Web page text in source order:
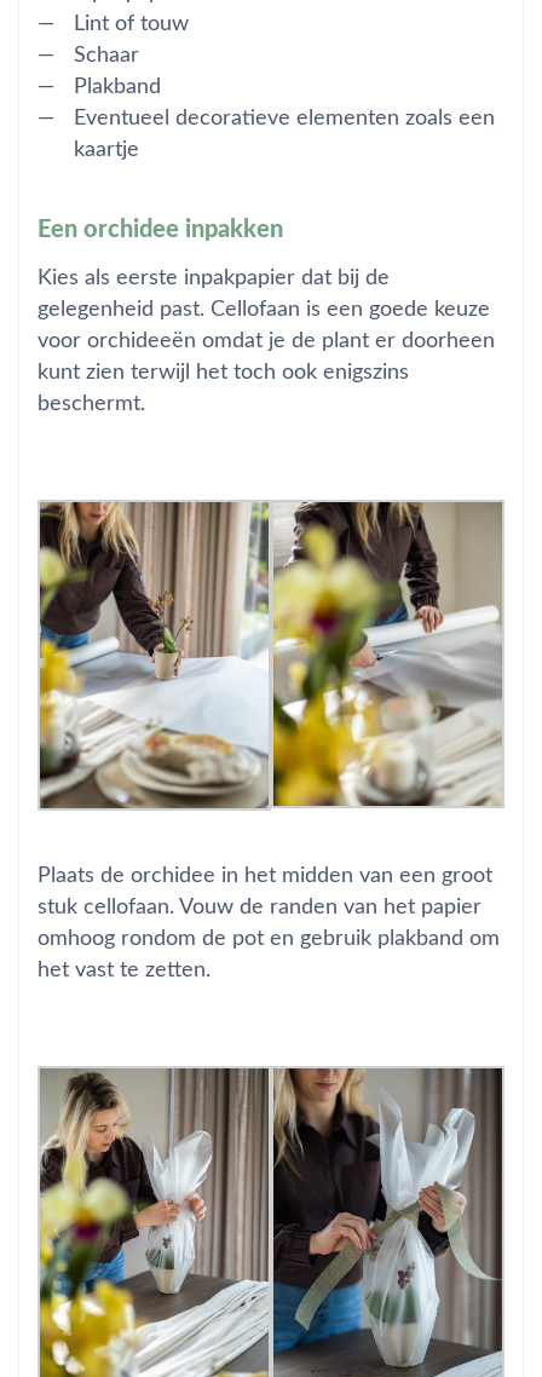
Lint of touw
Schaar
Plakband
Eventueel decoratieve elementen zoals een
kaartje
Een orchidee inpakken
Kies als eerste inpakpapier dat bij de
gelegenheid past. Cellofaan is een goede keuze
voor orchideeën omdat je de plant er doorheen
kunt zien terwijl het toch ook enigszins
beschermt.
Plaats de orchidee in het midden van een groot
stuk cellofaan. Vouw de randen van het papier
omhoog rondom de pot en gebruik plakband om
het vast te zetten.